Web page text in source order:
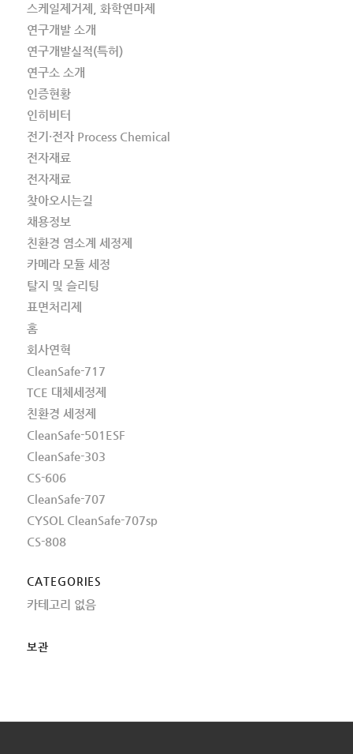
스케일제거제, 화학연마제
연구개발 소개
연구개발실적(특허)
연구소 소개
인증현황
인히비터
전기·전자 Process Chemical
전자재료
전자재료
찾아오시는길
채용정보
친환경 염소계 세정제
카메라 모듈 세정
탈지 및 슬리팅
표면처리제
홈
회사연혁
CleanSafe-717
TCE 대체세정제
친환경 세정제
CleanSafe-501ESF
CleanSafe-303
CS-606
CleanSafe-707
CYSOL CleanSafe-707sp
CS-808
CATEGORIES
카테고리 없음
보관